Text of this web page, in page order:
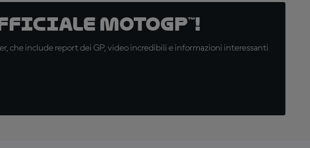
MotoGP™!
che include report dei GP, video incredibili e informazioni interessanti